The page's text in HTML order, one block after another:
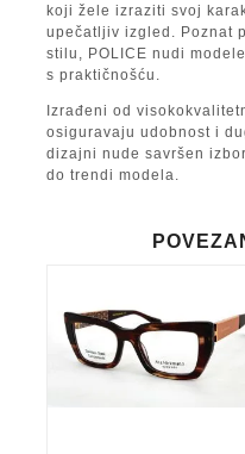
koji žele izraziti svoj
upečatljiv izgled. Poznat
stilu, POLICE nudi
s praktičnošću.
Izrađeni od
osiguravaju udobnost i
dizajni nude savršen
do trendi modela.